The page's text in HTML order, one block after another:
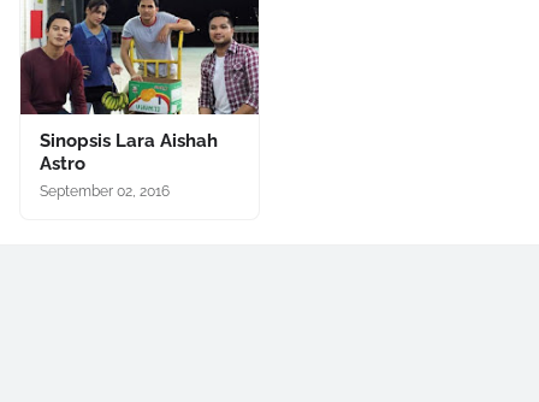
Sinopsis Lara Aishah
Astro
September 02, 2016